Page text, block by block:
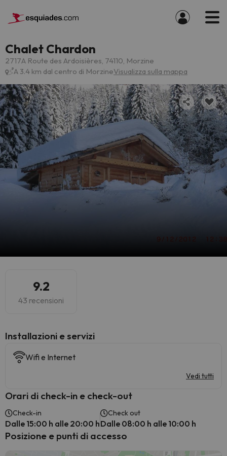
Chalet Chardon
2717A Route des Ardoisières, 74110, Morzine
A 3.4 km dal centro di MorzineVisualizza sulla mappa
9.2
43 recensioni
Installazioni e servizi
Wifi e Internet
Vedi tutti
Orari di check-in e check-out
Check-in
Dalle 15:00 h alle 20:00 h
Check out
Dalle 08:00 h alle 10:00 h
Posizione e punti di accesso